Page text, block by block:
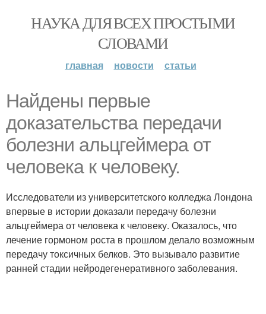
НАУКА ДЛЯ ВСЕХ ПРОСТЫМИ
СЛОВАМИ
главная новости статьи
Найдены первые
доказательства передачи
болезни альцгеймера от
человека к человеку.
Исследователи из университетского колледжа Лондона
впервые в истории доказали передачу болезни
альцгеймера от человека к человеку. Оказалось, что
лечение гормоном роста в прошлом делало возможным
передачу токсичных белков. Это вызывало развитие
ранней стадии нейродегенеративного заболевания.